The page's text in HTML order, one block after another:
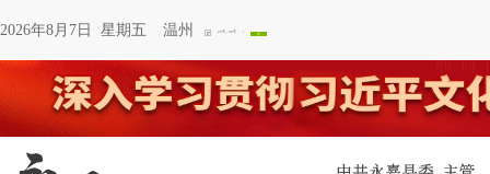
2026年8月7日 星期五 温州